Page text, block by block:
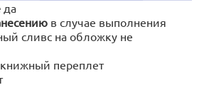
да
в случае выполнения
сливс на обложку не
книжный переплет